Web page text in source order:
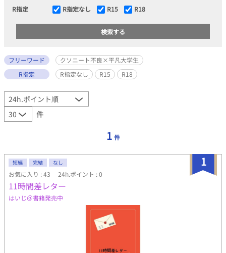
R指定 R指定なし R15 R18
フリーワード
クソニート不良×平凡大学生
R指定
R指定なし R15 R18
件
1 件
1
短編 完結 なし
お気に入り : 43 24h.ポイント : 0
11時間差レター
はいじ＠書籍発売中